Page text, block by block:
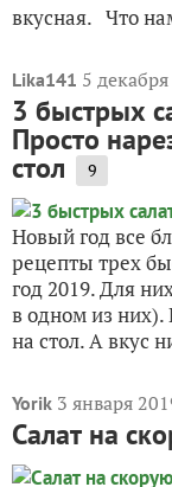
вкусная. Что
Lika141 5
3 быстрых
Просто
стол 9
Новый год все
рецепты трех
год 2019. Для
в одном из них).
на стол. А вкус
Yorik 3 января
Салат на